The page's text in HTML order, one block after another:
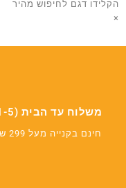
הקלידו דגם לחיפוש מהיר
×
משלוח עד הבית (1-5 ימי עסקים)
חינם בקנייה מעל 299 ש"ח